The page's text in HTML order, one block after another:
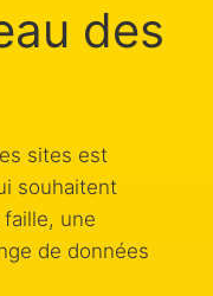
des
sites est
souhaitent
une
de données